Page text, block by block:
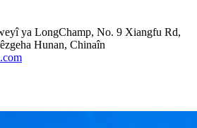
ya LongChamp, No. 9 Xiangfu Rd,
Hunan, Chinaîn